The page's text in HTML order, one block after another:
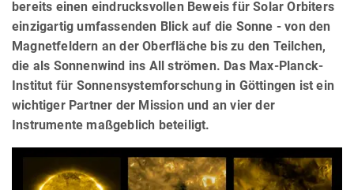
bereits einen eindrucksvollen Beweis für Solar Orbiters
einzigartig umfassenden Blick auf die Sonne - von den
Magnetfeldern an der Oberfläche bis zu den Teilchen,
die als Sonnenwind ins All strömen. Das Max-Planck-
Institut für Sonnensystemforschung in Göttingen ist ein
wichtiger Partner der Mission und an vier der
Instrumente maßgeblich beteiligt.